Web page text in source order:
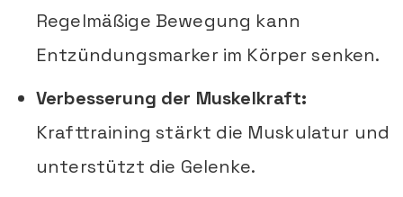
Regelmäßige Bewegung kann
Entzündungsmarker im Körper senken.
Verbesserung der Muskelkraft:
Krafttraining stärkt die Muskulatur und
unterstützt die Gelenke.